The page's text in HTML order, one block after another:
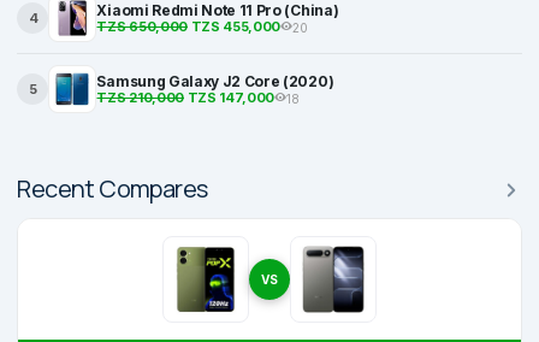
4 Xiaomi Redmi Note 11 Pro (China)
TZS 650,000TZS 455,000 20
5 Samsung Galaxy J2 Core (2020)
TZS 210,000TZS 147,000 18
Recent Compares
VS